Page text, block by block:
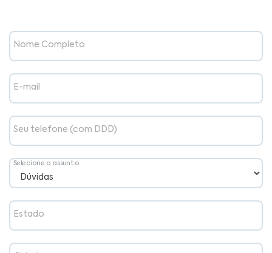
Nome Completo
E-mail
Seu telefone (com DDD)
Selecione o assunto
Estado